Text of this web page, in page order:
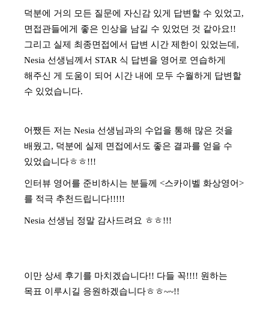
덕분에 거의 모든 질문에 자신감 있게 답변할 수 있었고,
면접관들에게 좋은 인상을 남길 수 있었던 것 같아요!!
그리고 실제 최종면접에서 답변 시간 제한이 있었는데,
Nesia 선생님께서 STAR 식 답변을 영어로 연습하게
해주신 게 도움이 되어 시간 내에 모두 수월하게 답변할
수 있었습니다.
어쨌든 저는 Nesia 선생님과의 수업을 통해 많은 것을
배웠고, 덕분에 실제 면접에서도 좋은 결과를 얻을 수
있었습니다ㅎㅎ!!!
인터뷰 영어를 준비하시는 분들께 <스카이벨 화상영어>
를 적극 추천드립니다!!!!!
Nesia 선생님 정말 감사드려요 ㅎㅎ!!!
이만 상세 후기를 마치겠습니다!! 다들 꼭!!!! 원하는
목표 이루시길 응원하겠습니다ㅎㅎ~~!!